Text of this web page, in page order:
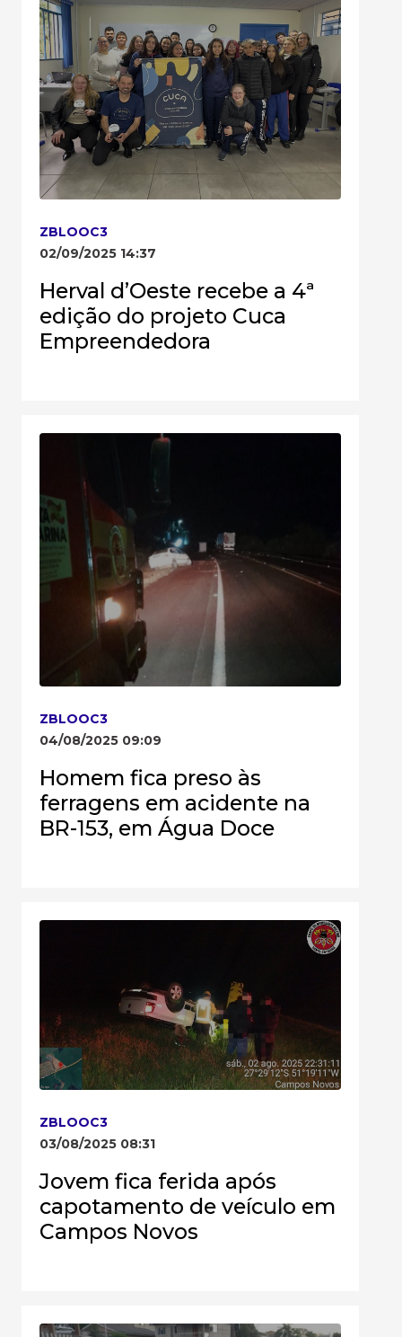
ZBLOOC3
02/09/2025 14:37
Herval d’Oeste recebe a 4ª
edição do projeto Cuca
Empreendedora
ZBLOOC3
04/08/2025 09:09
Homem fica preso às
ferragens em acidente na
BR-153, em Água Doce
ZBLOOC3
03/08/2025 08:31
Jovem fica ferida após
capotamento de veículo em
Campos Novos